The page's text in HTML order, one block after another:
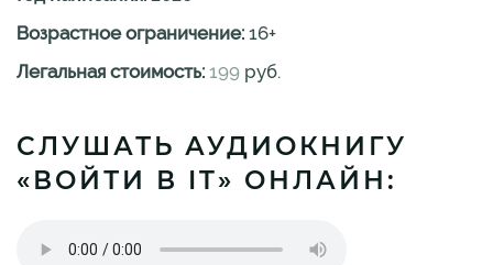
Возрастное ограничение: 16+
Легальная стоимость: 199 руб.
СЛУШАТЬ АУДИОКНИГУ
«ВОЙТИ В IT» ОНЛАЙН: